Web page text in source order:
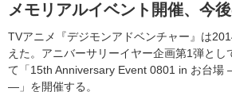
イベント
ビジネス
書評
ゲーム
アニメ！アニメ！TV
メモリアルイベント開催、今
TVアニメ『デジモンアドベンチャー』は
えた。アニバーサリーイヤー企画第1弾とし
て「15th Anniversary Event 0801 in お台場
―」を開催する。